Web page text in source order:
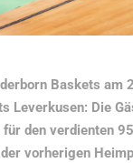
Baskets
Leverkusen: Die
den verdienten
vorherigen